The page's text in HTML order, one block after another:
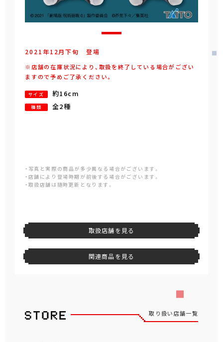
2021年12月下旬 登場
※店舗の在庫状況により、取扱を終了している場合がござい
ますので予めご了承ください。
サイズ 約16cm
種類 全2種
・写真と実際の商品が多少異なる場合がございます。
・店舗により登場時期が前後する場合がございます。
・取扱店舗は随時更新となります。
取扱店舗を見る
関連商品を見る
取り扱い店舗一覧